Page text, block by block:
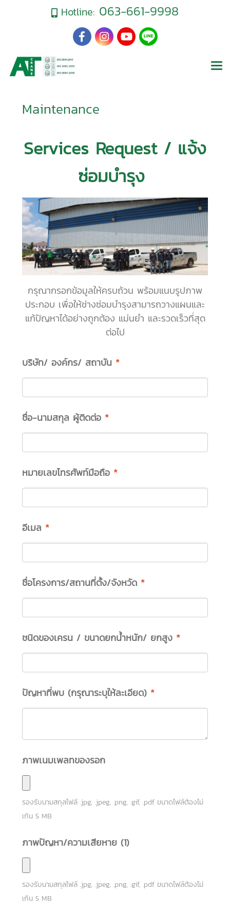
Hotline: 063-661-9998
Maintenance
Services Request / แจ้ง
ซ่อมบำรุง
กรุณากรอกข้อมูลให้ครบถ้วน พร้อมแนบรูปภาพ
ประกอบ เพื่อให้ช่างซ่อมบำรุงสามารถวางแผนและ
แก้ปัญหาได้อย่างถูกต้อง แม่นยำ และรวดเร็วที่สุด
ต่อไป
บริษัท/ องค์กร/ สถาบัน *
ชื่อ-นามสกุล ผู้ติดต่อ *
หมายเลขโทรศัพท์มือถือ *
อีเมล *
ชื่อโครงการ/สถานที่ตั้ง/จังหวัด *
ชนิดของเครน / ขนาดยกน้ำหนัก/ ยกสูง *
ปัญหาที่พบ (กรุณาระบุให้ละเอียด) *
ภาพเนมเพลทของรอก
รองรับนามสกุลไฟล์ .jpg, .jpeg, .png, .gif, .pdf ขนาดไฟล์ต้องไม่
เกิน 5 MB
ภาพปัญหา/ความเสียหาย (1)
รองรับนามสกุลไฟล์ .jpg, .jpeg, .png, .gif, .pdf ขนาดไฟล์ต้องไม่
เกิน 5 MB